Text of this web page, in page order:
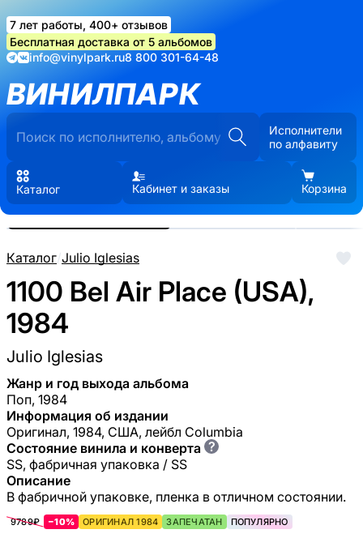
7 лет работы, 400+ отзывов
Бесплатная доставка от 5 альбомов
info@vinylpark.ru8 800 301-64-48
ВИНИЛПАРК
Исполнители
по алфавиту
Каталог Кабинет и заказы Корзина
Каталог/Julio Iglesias
1100 Bel Air Place (USA),
1984
Julio Iglesias
Жанр и год выхода альбома
Поп, 1984
Информация об издании
Оригинал, 1984, США, лейбл Columbia
Состояние винила и конверта ?
SS, фабричная упаковка / SS
Описание
В фабричной упаковке, пленка в отличном состоянии.
9789₽ −10% ОРИГИНАЛ 1984 ЗАПЕЧАТАН ПОПУЛЯРНО
Реальные фото пластинки.
Нажмите, чтобы увеличить